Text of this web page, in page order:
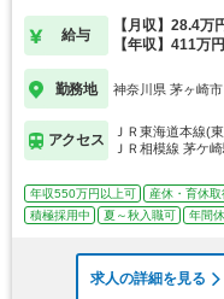
す！
給与
【月収】28.4万
【年収】411万
勤務地 神奈川県 茅ヶ崎市
アクセス
ＪＲ東海道本線(
ＪＲ相模線 茅ケ
年収550万円以上可 産休・育休取
積極採用中
夏～秋入職可 年間
求人の詳細を見る